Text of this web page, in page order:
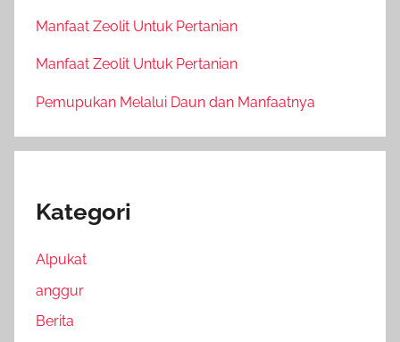
Manfaat Zeolit Untuk Pertanian
Manfaat Zeolit Untuk Pertanian
Pemupukan Melalui Daun dan Manfaatnya
Kategori
Alpukat
anggur
Berita